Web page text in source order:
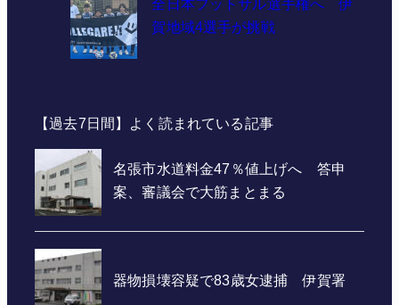
全日本フットサル選手権へ 伊
賀地域4選手が挑戦
【過去7日間】よく読まれている記事